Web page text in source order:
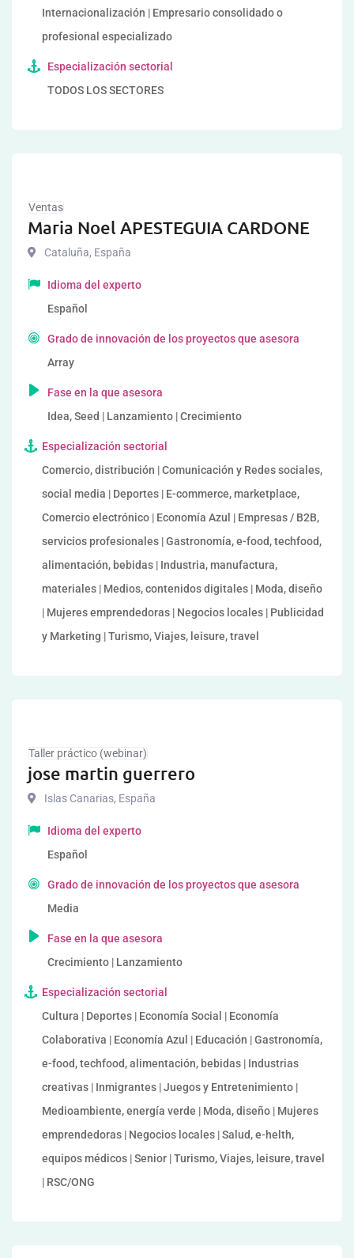
Internacionalización | Empresario consolidado o
profesional especializado
Especialización sectorial
TODOS LOS SECTORES
Ventas
Maria Noel APESTEGUIA CARDONE
Cataluña, España
Idioma del experto
Español
Grado de innovación de los proyectos que asesora
Array
Fase en la que asesora
Idea, Seed | Lanzamiento | Crecimiento
Especialización sectorial
Comercio, distribución | Comunicación y Redes sociales,
social media | Deportes | E-commerce, marketplace,
Comercio electrónico | Economía Azul | Empresas / B2B,
servicios profesionales | Gastronomía, e-food, techfood,
alimentación, bebidas | Industria, manufactura,
materiales | Medios, contenidos digitales | Moda, diseño
| Mujeres emprendedoras | Negocios locales | Publicidad
y Marketing | Turismo, Viajes, leisure, travel
Taller práctico (webinar)
jose martin guerrero
Islas Canarias, España
Idioma del experto
Español
Grado de innovación de los proyectos que asesora
Media
Fase en la que asesora
Crecimiento | Lanzamiento
Especialización sectorial
Cultura | Deportes | Economía Social | Economía
Colaborativa | Economía Azul | Educación | Gastronomía,
e-food, techfood, alimentación, bebidas | Industrias
creativas | Inmigrantes | Juegos y Entretenimiento |
Medioambiente, energía verde | Moda, diseño | Mujeres
emprendedoras | Negocios locales | Salud, e-helth,
equipos médicos | Senior | Turismo, Viajes, leisure, travel
| RSC/ONG